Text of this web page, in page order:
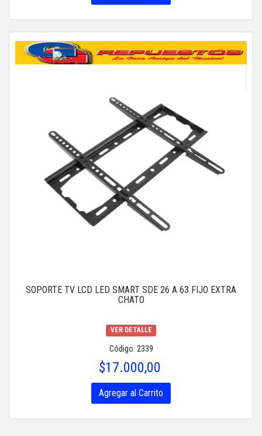
SOPORTE TV LCD LED SMART SDE 26 A 63 FIJO EXTRA
CHATO
VER DETALLE
Código: 2339
$17.000,00
Agregar al Carrito